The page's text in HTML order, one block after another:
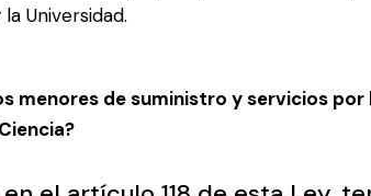
Universidad.
menores de suministro y servicios por